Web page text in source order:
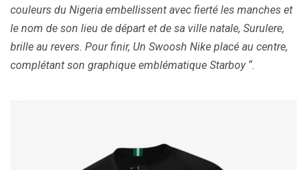
couleurs du Nigeria embellissent avec fierté les manches et
le nom de son lieu de départ et de sa ville natale, Surulere,
brille au revers. Pour finir, Un Swoosh Nike placé au centre,
complétant son graphique emblématique Starboy “.